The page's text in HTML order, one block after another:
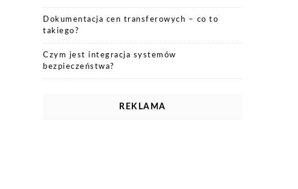
Dokumentacja cen transferowych – co to
takiego?
Czym jest integracja systemów
bezpieczeństwa?
REKLAMA